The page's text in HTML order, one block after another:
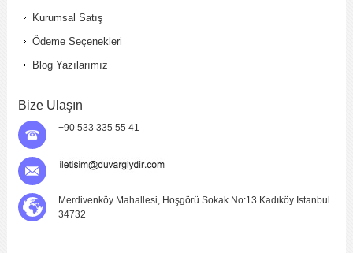
Kurumsal Satış
Ödeme Seçenekleri
Blog Yazılarımız
Bize Ulaşın
+90 533 335 55 41
Merdivenköy Mahallesi, Hoşgörü Sokak No:13 Kadıköy İstanbul
34732